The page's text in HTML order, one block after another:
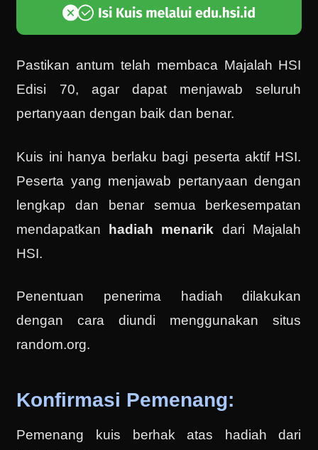
Pastikan antum telah membaca Majalah HSI
Edisi 70, agar dapat menjawab seluruh
pertanyaan dengan baik dan benar.
Kuis ini hanya berlaku bagi peserta aktif HSI.
Peserta yang menjawab pertanyaan dengan
lengkap dan benar semua berkesempatan
mendapatkan hadiah menarik dari Majalah
HSI.
Penentuan penerima hadiah dilakukan
dengan cara diundi menggunakan situs
random.org.
Konfirmasi Pemenang:
Pemenang kuis berhak atas hadiah dari